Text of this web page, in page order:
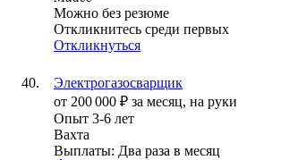
Можно без резюме
Откликнитесь среди первых
Откликнуться
Электрогазосварщик
от 200 000 ₽ за месяц, на руки
Опыт 3-6 лет
Вахта
Выплаты: Два раза в месяц